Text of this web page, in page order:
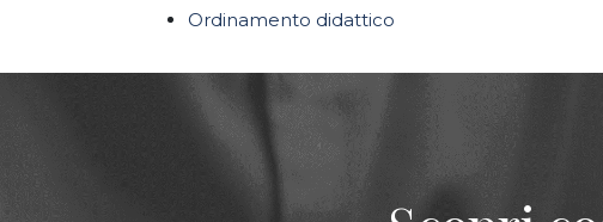
Ordinamento didattico